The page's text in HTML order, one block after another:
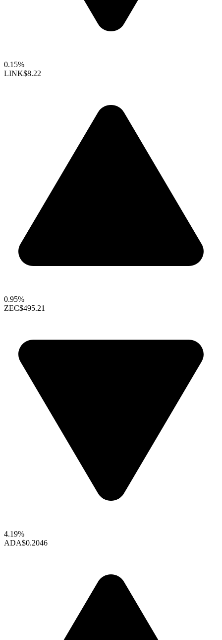
0.15%
LINK$8.22
0.95%
ZEC$495.21
4.19%
ADA$0.2046